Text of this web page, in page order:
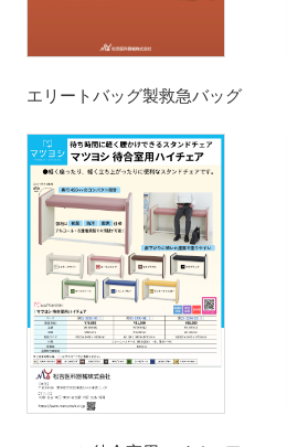
エリートバッグ製救急バッグ